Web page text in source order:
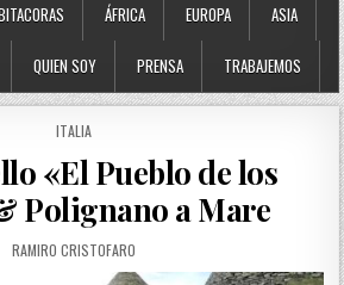
ÁFRICA EUROPA ASIA
QUIEN SOY PRENSA TRABAJEMOS
POSTED IN
ITALIA
«El Pueblo de los
Polignano a Mare
AUTHOR:
RAMIRO CRISTOFARO